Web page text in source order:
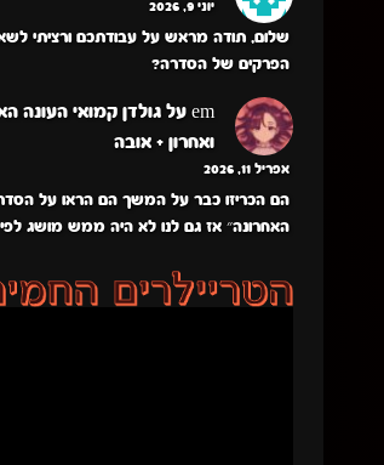
יוני 9, 2026
שלום, תודה מראש על עבודתכם ורציתי
הפרקים של הסדרה?
em על
ואחרון + אובה
אפריל 11, 2026
הם הכריזו כבר על המשך הם הראו על
האחרונה״ אז גם לנו לא היה ממש מושג